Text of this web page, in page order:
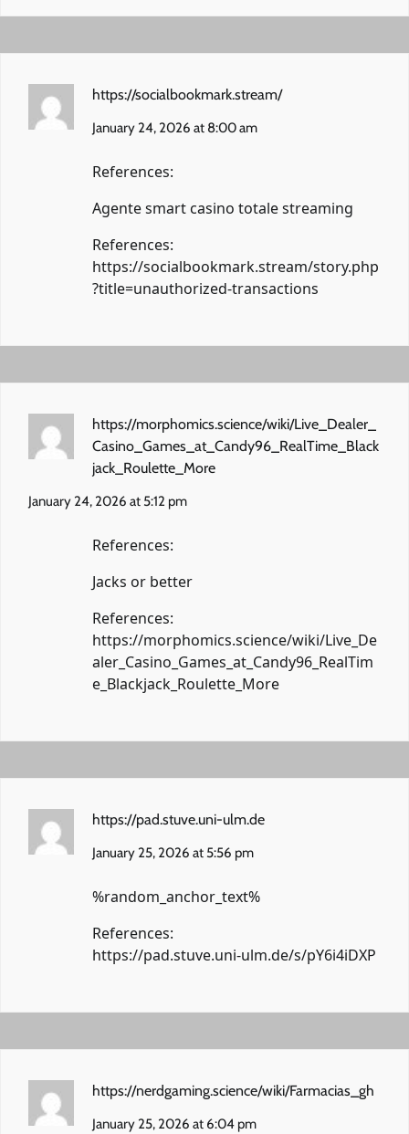
https://socialbookmark.stream/
January 24, 2026 at 8:00 am
References:
Agente smart casino totale streaming
References:
https://socialbookmark.stream/story.php
?title=unauthorized-transactions
https://morphomics.science/wiki/Live_Dealer_
Casino_Games_at_Candy96_RealTime_Black
jack_Roulette_More
January 24, 2026 at 5:12 pm
References:
Jacks or better
References:
https://morphomics.science/wiki/Live_De
aler_Casino_Games_at_Candy96_RealTim
e_Blackjack_Roulette_More
https://pad.stuve.uni-ulm.de
January 25, 2026 at 5:56 pm
%random_anchor_text%
References:
https://pad.stuve.uni-ulm.de/s/pY6i4iDXP
https://nerdgaming.science/wiki/Farmacias_gh
January 25, 2026 at 6:04 pm